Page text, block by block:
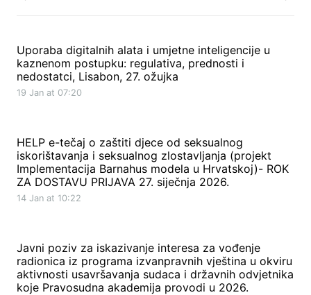
Uporaba digitalnih alata i umjetne inteligencije u
kaznenom postupku: regulativa, prednosti i
nedostatci, Lisabon, 27. ožujka
19 Jan at 07:20
HELP e-tečaj o zaštiti djece od seksualnog
iskorištavanja i seksualnog zlostavljanja (projekt
Implementacija Barnahus modela u Hrvatskoj)- ROK
ZA DOSTAVU PRIJAVA 27. siječnja 2026.
14 Jan at 10:22
Javni poziv za iskazivanje interesa za vođenje
radionica iz programa izvanpravnih vještina u okviru
aktivnosti usavršavanja sudaca i državnih odvjetnika
koje Pravosudna akademija provodi u 2026.